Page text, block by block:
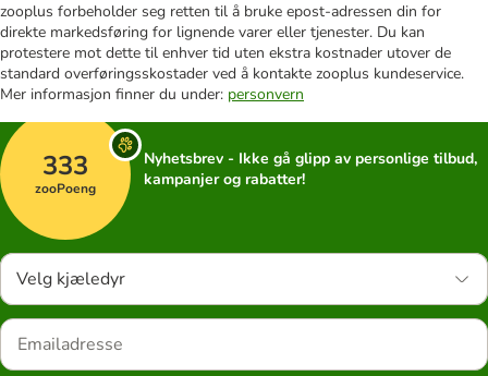
zooplus forbeholder seg retten til å bruke epost-adressen din for
direkte markedsføring for lignende varer eller tjenester. Du kan
protestere mot dette til enhver tid uten ekstra kostnader utover de
standard overføringsskostader ved å kontakte zooplus kundeservice.
Mer informasjon finner du under: personvern
333
zooPoeng
Nyhetsbrev - Ikke gå glipp av personlige tilbud,
kampanjer og rabatter!
Velg kjæledyr